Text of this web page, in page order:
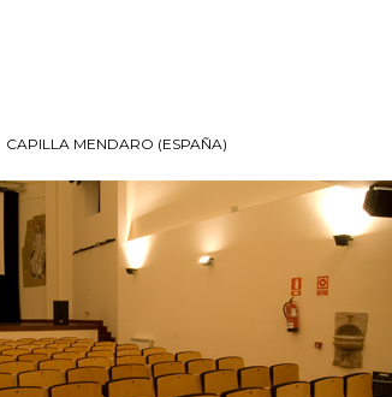
CAPILLA MENDARO (ESPAÑA)